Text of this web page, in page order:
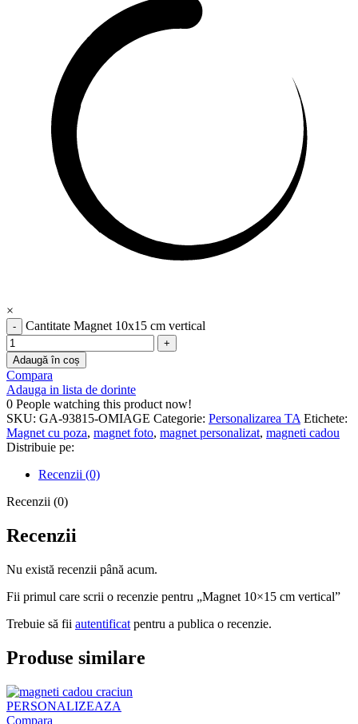
×
Cantitate Magnet 10x15 cm vertical
Adaugă în coș
Compara
Adauga in lista de dorinte
0 People watching this product now!
SKU: GA-93815-OMIAGE Categorie: Personalizarea TA Etichete:
Magnet cu poza, magnet foto, magnet personalizat, magneti cadou
Distribuie pe:
Recenzii (0)
Recenzii (0)
Recenzii
Nu există recenzii până acum.
Fii primul care scrii o recenzie pentru „Magnet 10×15 cm vertical”
Trebuie să fii autentificat pentru a publica o recenzie.
Produse similare
PERSONALIZEAZA
Compara